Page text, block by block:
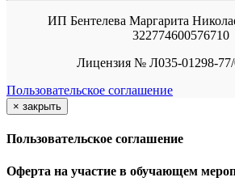
ИП Бентелева Маргарита
322774600576710
Лицензия № Л035-01298-77/
Пользовательское соглашение
× закрыть
Пользовательское соглашение
Оферта на участие в обучающем